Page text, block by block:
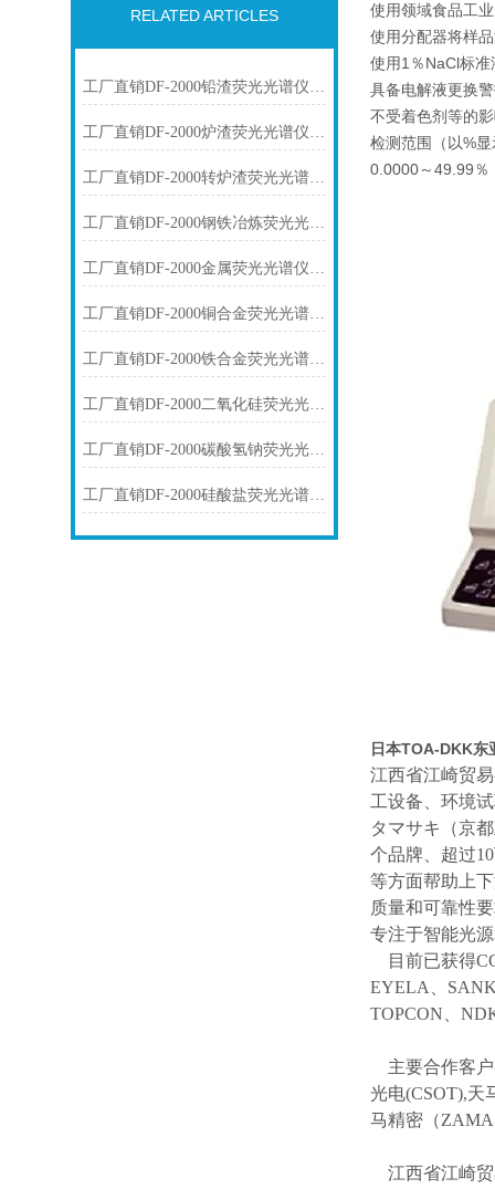
RELATED ARTICLES
工厂直销DF-2000铅渣荧光光谱仪技术参数
工厂直销DF-2000炉渣荧光光谱仪技术参数
工厂直销DF-2000转炉渣荧光光谱仪技术参数
工厂直销DF-2000钢铁冶炼荧光光谱仪技术参数
工厂直销DF-2000金属荧光光谱仪技术参数
工厂直销DF-2000铜合金荧光光谱仪技术参数
工厂直销DF-2000铁合金荧光光谱仪技术参数
工厂直销DF-2000二氧化硅荧光光谱仪技术参数
工厂直销DF-2000碳酸氢钠荧光光谱仪技术参数
工厂直销DF-2000硅酸盐荧光光谱仪技术参数
使用领域食品工业
使用分配器将样
使用1％NaCl标
具备电解液更换
不受着色剂等的
检测范围（以%
0.0000～49.99％
日本TOA-DKK东
江西省江崎贸
工设备、环境
タマサキ（京
个品牌、超过
等方面帮助上
质量和可靠性
专注于智能光
目前已获得
EYELA、
TOPCON、
主要合作客
光电(CSOT),天
马精密（
江西省江崎